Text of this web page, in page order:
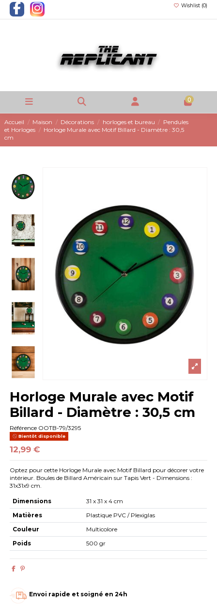
Wishlist (0)
0
Accueil Maison Décorations horloges et bureau
Pendules
et Horloges
Horloge Murale avec Motif Billard - Diamètre : 30,5
cm
Horloge Murale avec Motif
Billard - Diamètre : 30,5 cm
Référence OOTB-79/3295
Bientôt disponible
12,99 €
Optez pour cette Horloge Murale avec Motif Billard pour décorer votre
intérieur. Boules de Billard Américain sur Tapis Vert - Dimensions :
31x31x9 cm.
Dimensions
31 x 31 x 4 cm
Matières
Plastique PVC / Plexiglas
Couleur
Multicolore
Poids
500 gr
Envoi rapide et soigné en 24h